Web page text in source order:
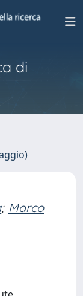
di
; Marco